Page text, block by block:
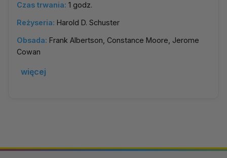
Czas trwania: 1 godz.
Reżyseria: Harold D. Schuster
Obsada: Frank Albertson, Constance Moore, Jerome
Cowan
więcej